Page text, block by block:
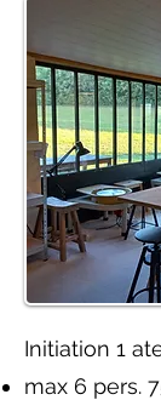
Initiation 1
max 6 pers.